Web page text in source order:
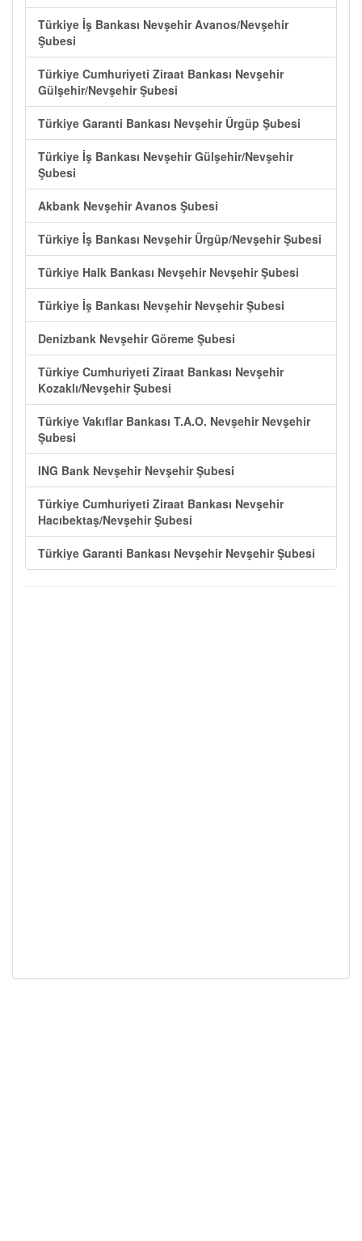
Türkiye İş Bankası Nevşehir Avanos/Nevşehir
Şubesi
Türkiye Cumhuriyeti Ziraat Bankası Nevşehir
Gülşehir/Nevşehir Şubesi
Türkiye Garanti Bankası Nevşehir Ürgüp Şubesi
Türkiye İş Bankası Nevşehir Gülşehir/Nevşehir
Şubesi
Akbank Nevşehir Avanos Şubesi
Türkiye İş Bankası Nevşehir Ürgüp/Nevşehir Şubesi
Türkiye Halk Bankası Nevşehir Nevşehir Şubesi
Türkiye İş Bankası Nevşehir Nevşehir Şubesi
Denizbank Nevşehir Göreme Şubesi
Türkiye Cumhuriyeti Ziraat Bankası Nevşehir
Kozaklı/Nevşehir Şubesi
Türkiye Vakıflar Bankası T.A.O. Nevşehir Nevşehir
Şubesi
ING Bank Nevşehir Nevşehir Şubesi
Türkiye Cumhuriyeti Ziraat Bankası Nevşehir
Hacıbektaş/Nevşehir Şubesi
Türkiye Garanti Bankası Nevşehir Nevşehir Şubesi